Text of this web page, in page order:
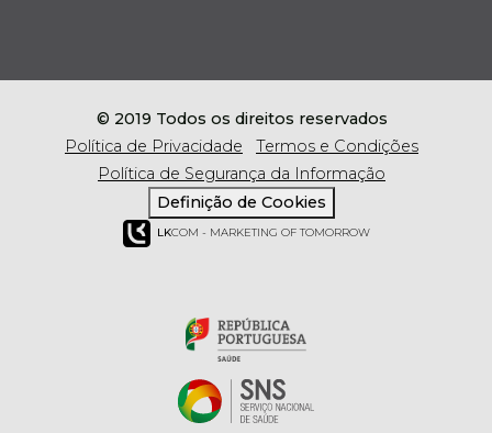
© 2019 Todos os direitos reservados
Política de Privacidade
Termos e Condições
Política de Segurança da Informação
Definição de Cookies
LKCOM - MARKETING OF TOMORROW